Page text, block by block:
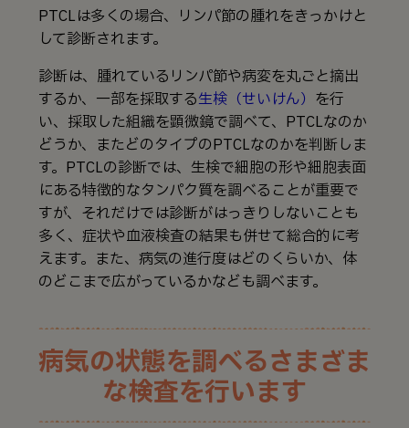
PTCLは多くの場合、リンパ節の腫れをきっかけと
して診断されます。
診断は、腫れているリンパ節や病変を丸ごと摘出
するか、一部を採取する生検（せいけん） を行
い、採取した組織を顕微鏡で調べて、PTCLなのか
どうか、またどのタイプのPTCLなのかを判断しま
す。PTCLの診断では、生検で細胞の形や細胞表面
にある特徴的なタンパク質を調べることが重要で
すが、それだけでは診断がはっきりしないことも
多く、症状や血液検査の結果も併せて総合的に考
えます。また、病気の進行度はどのくらいか、体
のどこまで広がっているかなども調べます。
病気の状態を調べるさまざま
な検査を行います